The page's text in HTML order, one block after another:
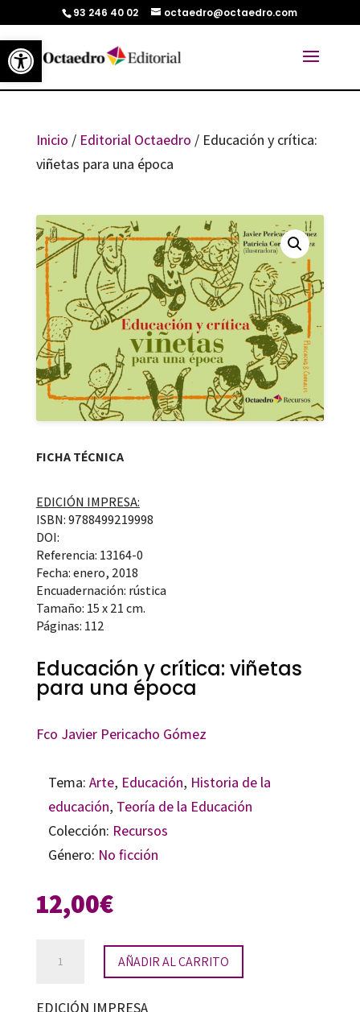
Abrir barra de herramientas
93 246 40 02 octaedro@octaedro.com
Inicio / Editorial Octaedro / Educación y crítica:
viñetas para una época
FICHA TÉCNICA
EDICIÓN IMPRESA:
ISBN: 9788499219998
DOI:
Referencia: 13164-0
Fecha: enero, 2018
Encuadernación: rústica
Tamaño: 15 x 21 cm.
Páginas: 112
Educación y crítica: viñetas
para una época
Fco Javier Pericacho Gómez
Tema: Arte, Educación, Historia de la
educación, Teoría de la Educación
Colección: Recursos
Género: No ficción
12,00€
crítica:
AÑADIR AL CARRITO
EDICIÓN IMPRESA